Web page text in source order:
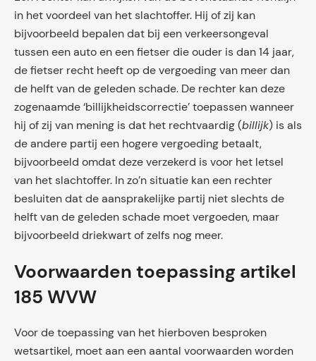
in het voordeel van het slachtoffer. Hij of zij kan
bijvoorbeeld bepalen dat bij een verkeersongeval
tussen een auto en een fietser die ouder is dan 14 jaar,
de fietser recht heeft op de vergoeding van meer dan
de helft van de geleden schade. De rechter kan deze
zogenaamde ‘billijkheidscorrectie’ toepassen wanneer
hij of zij van mening is dat het rechtvaardig (billijk) is als
de andere partij een hogere vergoeding betaalt,
bijvoorbeeld omdat deze verzekerd is voor het letsel
van het slachtoffer. In zo’n situatie kan een rechter
besluiten dat de aansprakelijke partij niet slechts de
helft van de geleden schade moet vergoeden, maar
bijvoorbeeld driekwart of zelfs nog meer.
Voorwaarden toepassing artikel
185 WVW
Voor de toepassing van het hierboven besproken
wetsartikel, moet aan een aantal voorwaarden worden